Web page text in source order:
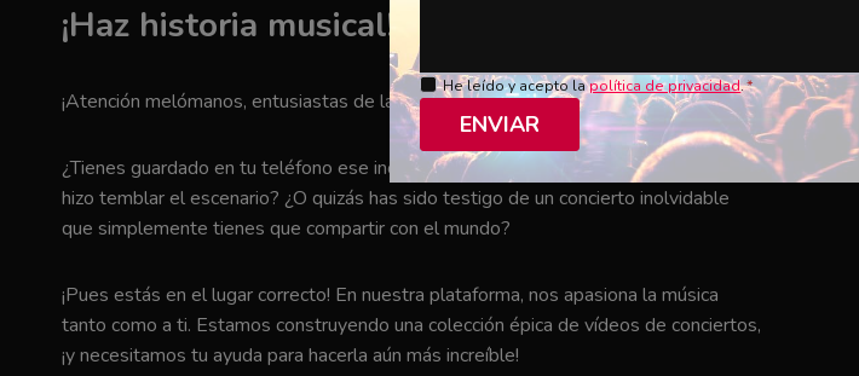
¡Haz historia musical! ¡Envía tu vídeo ahora!
¡Atención melómanos, entusiastas de la música y amantes de los conciertos en vivo!
¿Tienes guardado en tu teléfono ese increíble momento en el que tu artista favorito
hizo temblar el escenario? ¿O quizás has sido testigo de un concierto inolvidable
que simplemente tienes que compartir con el mundo?
¡Pues estás en el lugar correcto! En nuestra plataforma, nos apasiona la música
tanto como a ti. Estamos construyendo una colección épica de vídeos de conciertos,
¡y necesitamos tu ayuda para hacerla aún más increíble!
He leído y acepto lapolítica de privacidad.*
ENVIAR